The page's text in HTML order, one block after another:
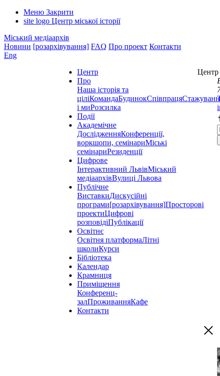
Меню Закрити
site logo Центр міської історії
Міський медіаархів
Новини [розархівування] FAQ Про проект Контакти
Eng
Центр
Про
Наша історія та
ціліКомандаБудинокСпівпраця
і миРозсилка
Події
Академічне
ДослідженняКонференції,
воркшопи, семінариМіські
семінариРезиденції
Цифрове
Інтерактивний ЛьвівМіський
медіаархівВулиці Львова
Публічне
ВиставкиДискусійні
програми[розархівування]Просторові
проектиЦифрові
розповідіПублікації
Освітнє
Освітня платформаЛітні
школиКурси
Бібліотека
Календар
Крамниця
Приміщення
Конференц-
залПроживанняКафе
Контакти
Центр